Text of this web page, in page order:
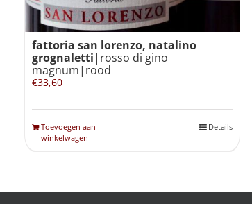
fattoria san lorenzo, natalino
grognaletti|rosso di gino
magnum|rood
€33,60
Toevoegen aan
winkelwagen
Details